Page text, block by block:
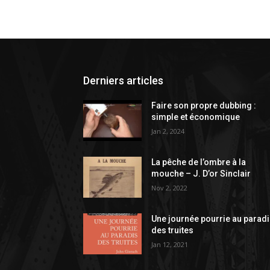
Derniers articles
Faire son propre dubbing :
simple et économique
Jan 2, 2024
La pêche de l’ombre à la
mouche – J. D’or Sinclair
Nov 2, 2022
Une journée pourrie au
des truites
Jan 12, 2021